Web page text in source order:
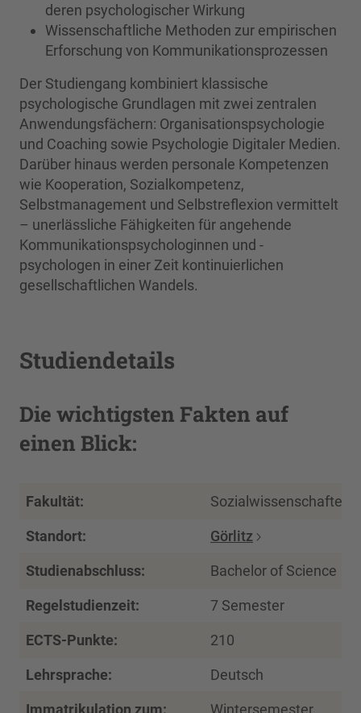
deren psychologischer Wirkung
Wissenschaftliche Methoden zur empirischen
Erforschung von Kommunikationsprozessen
Der Studiengang kombiniert klassische
psychologische Grundlagen mit zwei zentralen
Anwendungsfächern: Organisationspsychologie
und Coaching sowie Psychologie Digitaler Medien.
Darüber hinaus werden personale Kompetenzen
wie Kooperation, Sozialkompetenz,
Selbstmanagement und Selbstreflexion vermittelt
– unerlässliche Fähigkeiten für angehende
Kommunikationspsychologinnen und -
psychologen in einer Zeit kontinuierlichen
gesellschaftlichen Wandels.
Studiendetails
Die wichtigsten Fakten auf
einen Blick:
Fakultät: Sozialwissenschaften
Standort: Görlitz
Studienabschluss: Bachelor of Science
Regelstudienzeit: 7 Semester
ECTS-Punkte: 210
Lehrsprache: Deutsch
Immatrikulation zum: Wintersemester